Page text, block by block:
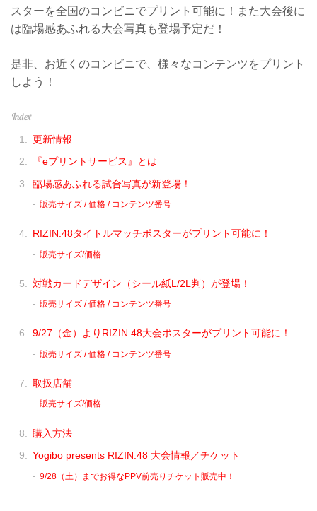
スターを全国のコンビニでプリント可能に！また大会後に
は臨場感あふれる大会写真も登場予定だ！
是非、お近くのコンビニで、様々なコンテンツをプリント
しよう！
更新情報
『eプリントサービス』とは
臨場感あふれる試合写真が新登場！
販売サイズ / 価格 / コンテンツ番号
RIZIN.48タイトルマッチポスターがプリント可能に！
販売サイズ/価格
対戦カードデザイン（シール紙L/2L判）が登場！
販売サイズ / 価格 / コンテンツ番号
9/27（金）よりRIZIN.48大会ポスターがプリント可能に！
販売サイズ / 価格 / コンテンツ番号
取扱店舗
販売サイズ/価格
購入方法
Yogibo presents RIZIN.48 大会情報／チケット
9/28（土）までお得なPPV前売りチケット販売中！